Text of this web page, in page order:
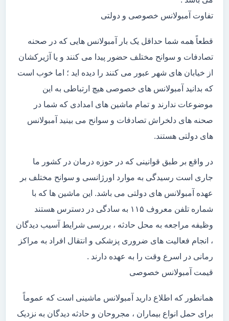
تفاوت آمبولانس خصوصی و دولتی
قطعاً همه شما حداقل یک بار آمبولانس هایی که در صحنه
تصادفات و سوانح مختلف حضور پیدا می کنند و یا آژیرکشان
از خیابان های شهر عبور می کنند را دیده اید ؛ اما خوب است
که بدانید آمبولانس های خصوصی هیچ ارتباطی به این
موضوعات ندارند و تمام ماشین های امدادی که شما در
صحنه های دلخراش تصادفات و سوانح می بینید آمبولانس
های دولتی هستند.
در واقع بر طبق قوانینی که در حوزه درمان در کشور ما
جاری است رسیدگی به موارد اورژانسی و سوانح مختلف بر
عهده آمبولانس های دولتی می باشد. این ماشین ها که با
شماره تلفن معروف ۱۱۵ به سادگی در دسترس هستند
وظیفه مراجعه به محل حادثه ، بررسی شرایط آسیب دیدگان
، انجام فعالیت های ضروری پزشکی و انتقال افراد به مراکز
رمانی در اسرع وقت را به عهده دارند .
قیمت آمبولانس خصوصی
همانطور که اطلاع دارید آمبولانس ماشینی است که عموماً
برای حمل انواع بیماران ، مجروحان و حادثه دیدگان به نزدیک